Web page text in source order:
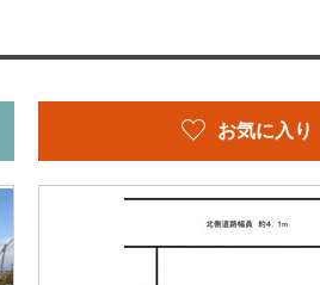
お気に入り